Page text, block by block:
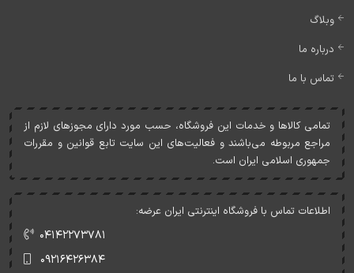
وبلاگ
درباره ما
تماس با ما
تمامی کالاها و خدمات اين فروشگاه، حسب مورد دارای مجوزهای لازم از
مراجع مربوطه می‌باشند و فعاليت‌های اين سايت تابع قوانين و مقررات
جمهوری اسلامی ايران است.
اطلاعات تماس با فروشگاه اینترنتی ایران عرضه:
۰۴۱۴۲۲۷۳۷۸۱
۰۹۲۱۶۴۲۶۳۸۴